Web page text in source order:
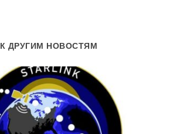
К ДРУГИМ НОВОСТЯМ